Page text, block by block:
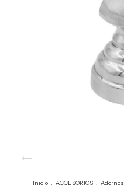
Inicio . ACCESORIOS . Adornos